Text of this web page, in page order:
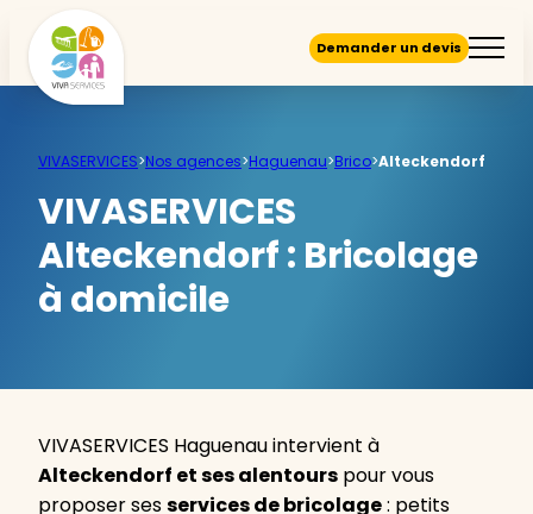
Demander un devis
VIVASERVICES>Nos agences>Haguenau>Brico>Alteckendorf
VIVASERVICES
Alteckendorf : Bricolage
à domicile
VIVASERVICES Haguenau intervient à
Alteckendorf et ses alentours pour vous
proposer sesservices de bricolage: petits